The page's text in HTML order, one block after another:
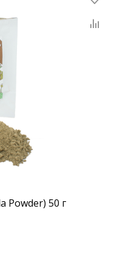
Powder) 50 г